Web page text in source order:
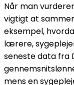
Når man
vigtigt at
eksempel,
lærere,
seneste data fra
mens en